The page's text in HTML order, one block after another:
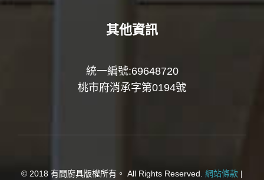
其他資訊
統一編號:69648720
桃市府消承字第0194號
© 2018 有間廚具版權所有。 All Rights Reserved. 網站條款 |